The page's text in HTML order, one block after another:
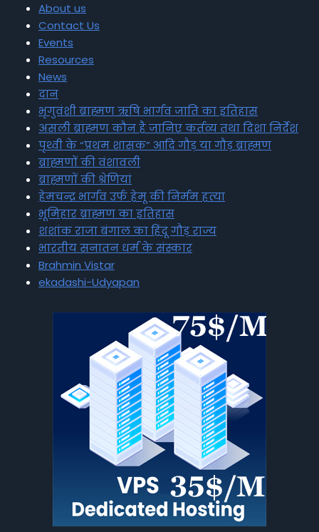
About us
Contact Us
Events
Resources
News
दान
भृगुवंशी ब्राह्मण ऋषि भार्गव जाति का इतिहास
असली ब्राह्मण कौन है जानिए कर्तव्य तथा दिशा निर्देश
पृथ्वी के “प्रथम शासक” आदि गौड़ या गौड़ ब्राह्मण
ब्राह्मणों की वंशावली
ब्राह्मणों की श्रेणियां
हेमचन्द्र भार्गव उर्फ हेमू की निर्मम हत्या
भूमिहार ब्राह्मण का इतिहास
शशांक राजा बंगाल का हिंदू गौड़ राज्य
भारतीय सनातन धर्म के संस्कार
Brahmin Vistar
ekadashi-Udyapan